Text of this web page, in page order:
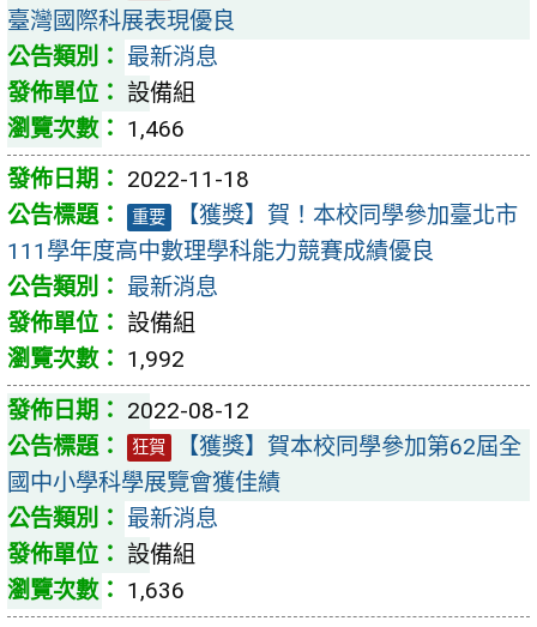
臺灣國際科展表現優良
最新消息
設備組
1,466
2022-11-18
重要
【獲獎】賀！本校同學參加臺北市
111學年度高中數理學科能力競賽成績優良
最新消息
設備組
1,992
2022-08-12
狂賀
【獲獎】賀本校同學參加第62屆全
國中小學科學展覽會獲佳績
最新消息
設備組
1,636